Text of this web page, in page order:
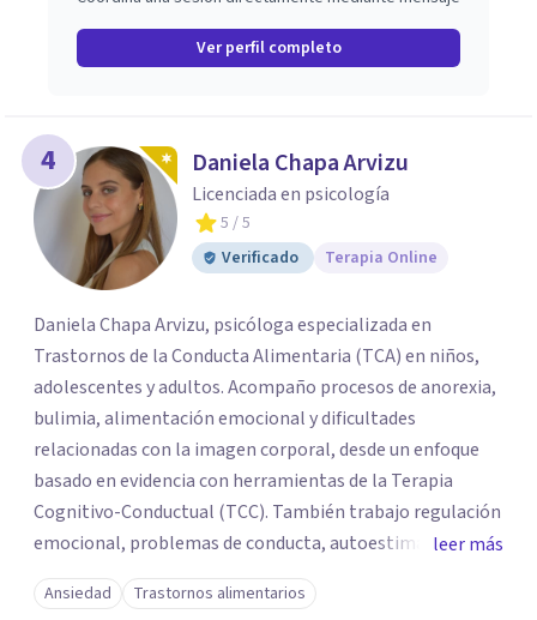
Ver perfil completo
4 Daniela Chapa Arvizu
Licenciada en psicología
5 / 5
Verificado
Terapia Online
Daniela Chapa Arvizu, psicóloga especializada en
Trastornos de la Conducta Alimentaria (TCA) en niños,
adolescentes y adultos. Acompaño procesos de anorexia,
bulimia, alimentación emocional y dificultades
relacionadas con la imagen corporal, desde un enfoque
basado en evidencia con herramientas de la Terapia
Cognitivo-Conductual (TCC). También trabajo regulación
emocional, problemas de conducta, autoestima y
desarrollo de habilidades sociales y emocionales en
población infantil y juvenil. Me mantengo en constante
leer más
Ansiedad Trastornos alimentarios